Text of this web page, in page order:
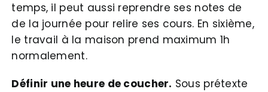
temps, il peut aussi reprendre ses notes de
de la journée pour relire ses cours. En sixième,
le travail à la maison prend maximum 1h
normalement.
Définir une heure de coucher. Sous prétexte